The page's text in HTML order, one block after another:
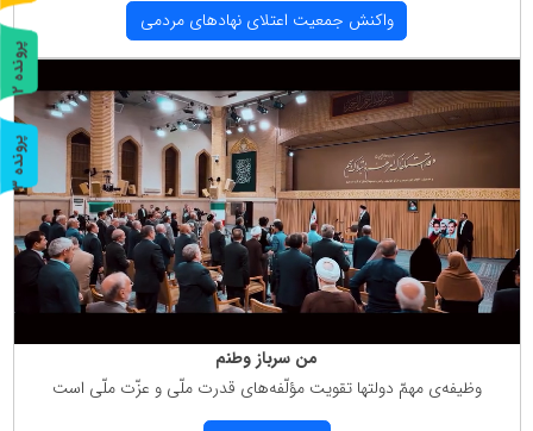
واكنش جمعیت اعتلای نهادهای مردمی
من سرباز وطنم
وظیفه‌ی مهمّ دولتها تقویت مؤلّفه‌های قدرت ملّی و عزّت ملّی است
پ
ر
و
ن
د
ه
2
پ
ر
و
ن
د
ه
3